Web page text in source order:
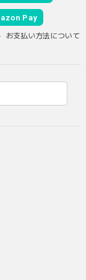
Pay
お支払い方法について